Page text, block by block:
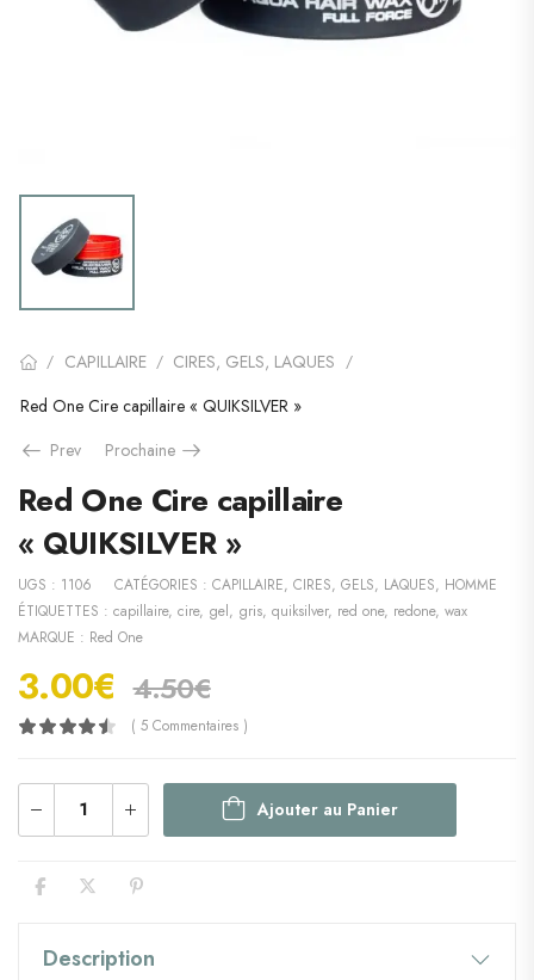
/ CAPILLAIRE / CIRES, GELS, LAQUES /
Red One Cire capillaire « QUIKSILVER »
Prev
Prochaine
Red One Cire capillaire
« QUIKSILVER »
UGS : 1106 CATÉGORIES : CAPILLAIRE, CIRES, GELS, LAQUES, HOMME
ÉTIQUETTES : capillaire, cire, gel, gris, quiksilver, red one, redone, wax
MARQUE : Red One
3.00€ 4.50€
( 5 Commentaires )
Ajouter au Panier
Description